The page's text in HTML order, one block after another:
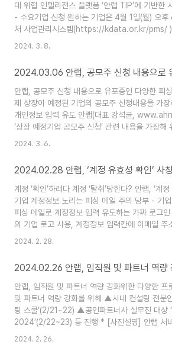
대 위협 인텔리전스 플랫폼 ‘안랩 TIP’에 기반한
- 수요기업 신청 원하는 기업은 4월 1일(월) 오후
처 사업관리시스템(https://kdata.or.kr/pms/ )
랩은 2020년부터 데이터바우처 지원사업에 참
에 선정됐다. 올해 사업에서 안랩은 ‘데이터 구매’
대 위협 인텔리전스 플랫폼 ‘안랩 TIP(안랩 티아
2024. 3. 8.
안랩, 공모주 신청 내용으로 유포중인 다양한 피
제 상장이 예정된 기업의 공모주 신청내용을 가장
개인정보 입력 유도 안랩(대표 강석균,
‘상장 예정기업 공모주 신청’ 관련 내용을 가장해
에는 ‘사전신청 할인’이나 ‘선착순’ 등 자극적인
악성 URL 접속을 유도하하기도 했다. [보충자료
모주 신청 내용 위장해 유포중인 피싱 문자 본문
2024. 3. 6.
계정 ‘확인’하려다 계정 ‘탈취’당한다? 안랩, ‘계
기업 계정정보 노리는 피싱 메일 주의 당부 - 기업
피싱 메일로 계정정보 입력 유도하는 가짜 로그
의 기업 로고 사용, 계정정보 입력칸에 이메일 주
사용자의 주의를 당부했다. 공격자는 먼저 기업
Supports)팀’을 사칭해 ‘긴급:지금 계정 확인’이
을 유포했다(보충자료 1 참조). 본문에는 ‘계정에
2024. 2. 28.
안랩, 임직원 및 파트너 역량 강화위한 다양한 프
및 파트너 역량 강화를 위해 ▲사내 컨설팅 전문
팅 스쿨’(2/21~22) ▲공인파트너사 실무진 대상 ‘
2024’(2/22~23) 등 진행 * [사진설명] 안랩 서
2024. 2. 26.